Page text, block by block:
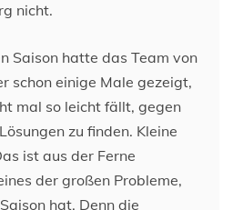
nicht.
Saison hatte das Team von
schon einige Male gezeigt,
mal so leicht fällt, gegen
zu finden. Kleine
ist aus der Ferne
der großen Probleme,
hat. Denn die